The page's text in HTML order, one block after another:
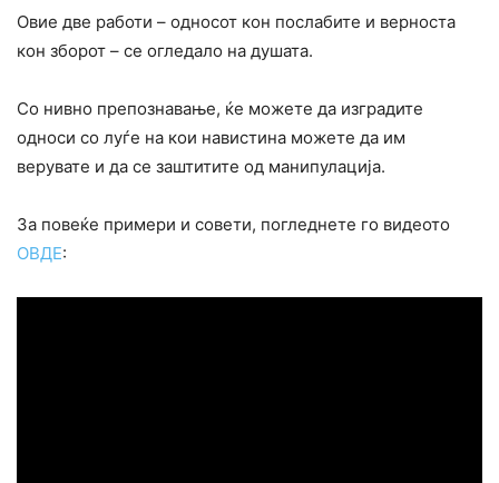
Овие две работи – односот кон послабите и верноста
кон зборот – се огледало на душата.
Со нивно препознавање, ќе можете да изградите
односи со луѓе на кои навистина можете да им
верувате и да се заштитите од манипулација.
За повеќе примери и совети, погледнете го видеото
ОВДЕ: